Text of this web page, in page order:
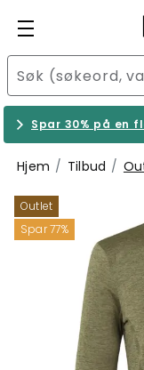
Spar 30% på en
Hjem Tilbud
Outlet
Spar 77%